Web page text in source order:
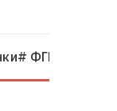
# ФГВФЛ